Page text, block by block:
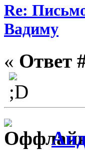
Re:
Вадиму
« Ответ